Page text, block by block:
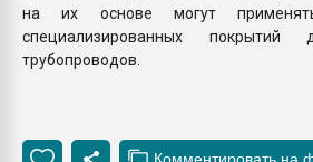
на их основе могут
специализированных покрытий
трубопроводов.